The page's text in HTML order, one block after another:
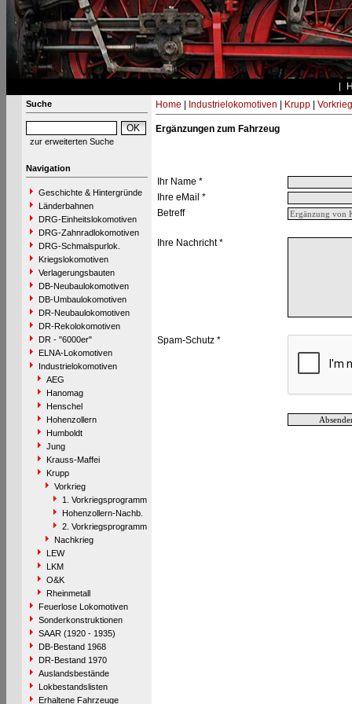
Suche
zur erweiterten Suche
Navigation
Geschichte & Hintergründe
Länderbahnen
DRG-Einheitslokomotiven
DRG-Zahnradlokomotiven
DRG-Schmalspurlok.
Kriegslokomotiven
Verlagerungsbauten
DB-Neubaulokomotiven
DB-Umbaulokomotiven
DR-Neubaulokomotiven
DR-Rekolokomotiven
DR - "6000er"
ELNA-Lokomotiven
Industrielokomotiven
AEG
Hanomag
Henschel
Hohenzollern
Humboldt
Jung
Krauss-Maffei
Krupp
Vorkrieg
1. Vorkriegsprogramm
Hohenzollern-Nachb.
2. Vorkriegsprogramm
Nachkrieg
LEW
LKM
O&K
Rheinmetall
Feuerlose Lokomotiven
Sonderkonstruktionen
SAAR (1920 - 1935)
DB-Bestand 1968
DR-Bestand 1970
Auslandsbestände
Lokbestandslisten
Erhaltene Fahrzeuge
Home Industrielokomotiven Krupp| Vorkrieg
Ergänzungen zum Fahrzeug
Ihr Name *
Ihre eMail *
Betreff
Ihre Nachricht *
Spam-Schutz *